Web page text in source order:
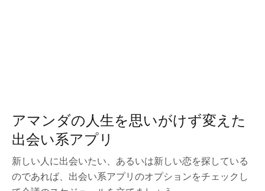
アマンダの人生を思いがけず変えた
出会い系アプリ
新しい人に出会いたい、あるいは新しい恋を探している
のであれば、出会い系アプリのオプションをチェックし